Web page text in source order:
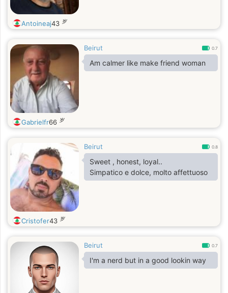
Antoineaj43 岁
Beirut 0.7
Am calmer like make friend woman
Gabrielfr66 岁
Beirut 0.8
Sweet , honest, loyal..
Simpatico e dolce, molto affettuoso
Cristofer43 岁
Beirut 0.7
I'm a nerd but in a good lookin way